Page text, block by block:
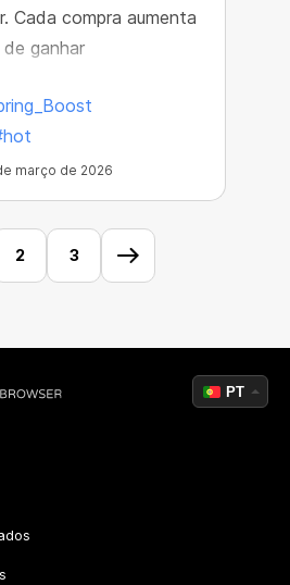
Cada compra aumenta
ganhar
março de 2026
2 3
PT